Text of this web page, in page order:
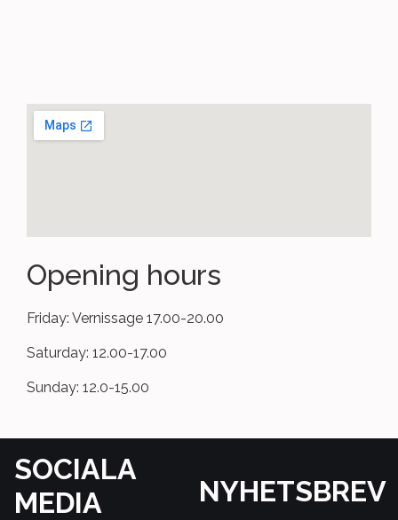
Opening hours
Friday: Vernissage 17.00-20.00
Saturday: 12.00-17.00
Sunday: 12.0-15.00
SOCIALA
MEDIA
NYHETSBREV